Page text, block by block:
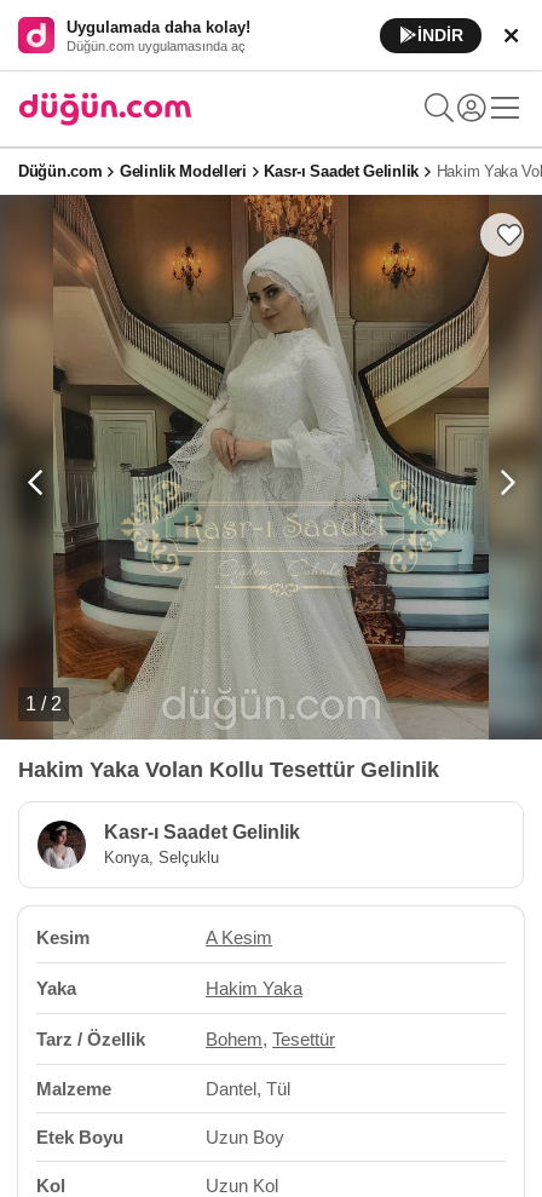
Uygulamada daha kolay!
Düğün.com uygulamasında aç
İNDİR
Düğün.com Gelinlik Modelleri Kasr-ı Saadet Gelinlik Hakim Yaka
1 / 2
Hakim Yaka Volan Kollu Tesettür Gelinlik
Kasr-ı Saadet Gelinlik
Konya, Selçuklu
Kesim A Kesim
Yaka Hakim Yaka
Tarz / Özellik Bohem, Tesettür
Malzeme Dantel, Tül
Etek Boyu Uzun Boy
Kol Uzun Kol